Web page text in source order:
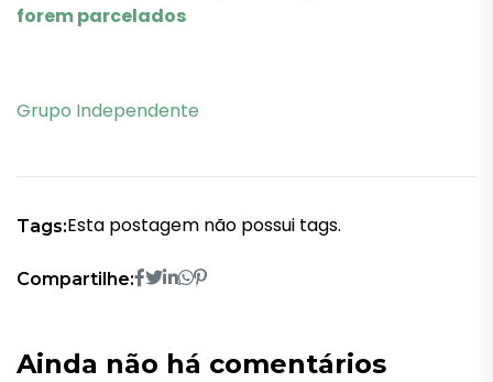
forem parcelados
Grupo Independente
Tags:Esta postagem não possui tags.
Compartilhe:
Ainda não há comentários